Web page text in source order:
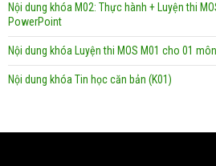
Nội dung khóa M02: Thực hành + Luyện thi
PowerPoint
Nội dung khóa Luyện thi MOS M01 cho 01
Nội dung khóa Tin học căn bản (K01)